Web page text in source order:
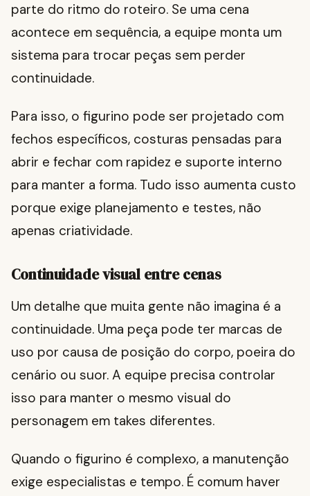
parte do ritmo do roteiro. Se uma cena
acontece em sequência, a equipe monta um
sistema para trocar peças sem perder
continuidade.
Para isso, o figurino pode ser projetado com
fechos específicos, costuras pensadas para
abrir e fechar com rapidez e suporte interno
para manter a forma. Tudo isso aumenta custo
porque exige planejamento e testes, não
apenas criatividade.
Continuidade visual entre cenas
Um detalhe que muita gente não imagina é a
continuidade. Uma peça pode ter marcas de
uso por causa de posição do corpo, poeira do
cenário ou suor. A equipe precisa controlar
isso para manter o mesmo visual do
personagem em takes diferentes.
Quando o figurino é complexo, a manutenção
exige especialistas e tempo. É comum haver